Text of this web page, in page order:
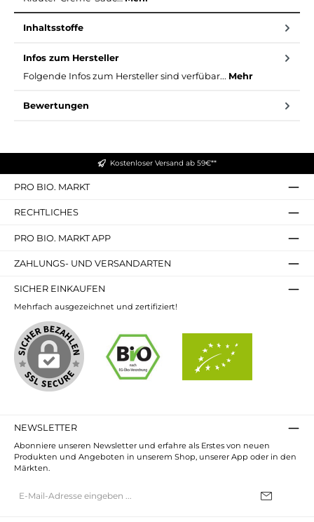
Inhaltsstoffe
Infos zum Hersteller
Folgende Infos zum Hersteller sind verfübar... Mehr
Bewertungen
Kostenloser Versand ab 59€**
PRO BIO. MARKT
RECHTLICHES
PRO BIO. MARKT APP
ZAHLUNGS- UND VERSANDARTEN
SICHER EINKAUFEN
Mehrfach ausgezeichnet und zertifiziert!
NEWSLETTER
Abonniere unseren Newsletter und erfahre als Erstes von neuen
Produkten und Angeboten in unserem Shop, unserer App oder in den
Märkten.
Mail-